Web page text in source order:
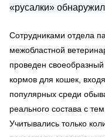
Сотрудниками отдела
межобластной
проведен
кормов для кошек,
популярных среди
реального состава с
Учитывались только